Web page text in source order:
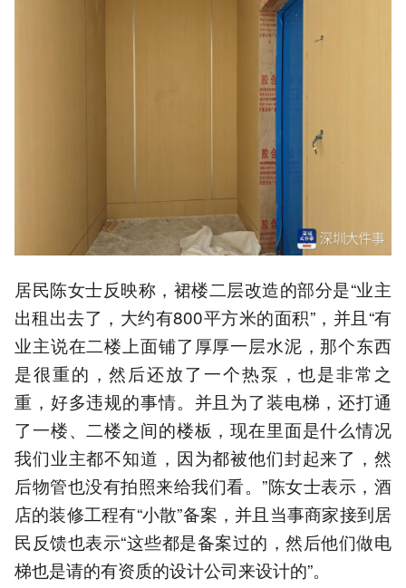
居民陈女士反映称，裙楼二层改造的部分是“业主
出租出去了，大约有800平方米的面积”，并且“有
业主说在二楼上面铺了厚厚一层水泥，那个东西
是很重的，然后还放了一个热泵，也是非常之
重，好多违规的事情。并且为了装电梯，还打通
了一楼、二楼之间的楼板，现在里面是什么情况
我们业主都不知道，因为都被他们封起来了，然
后物管也没有拍照来给我们看。”陈女士表示，酒
店的装修工程有“小散”备案，并且当事商家接到居
民反馈也表示“这些都是备案过的，然后他们做电
梯也是请的有资质的设计公司来设计的”。